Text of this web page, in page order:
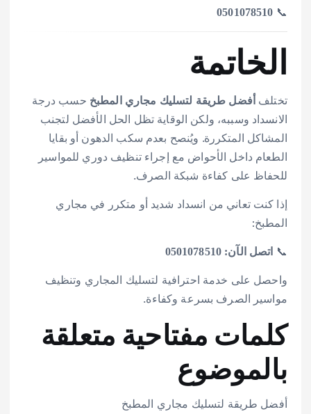
📞
0501078510
الخاتمة
تختلف أفضل طريقة لتسليك مجاري المطبخ حسب درجة
الانسداد وسببه، ولكن الوقاية تظل الحل الأفضل لتجنب
المشاكل المتكررة. ويُنصح بعدم سكب الدهون أو بقايا
الطعام داخل الأحواض مع إجراء تنظيف دوري للمواسير
للحفاظ على كفاءة شبكة الصرف.
إذا كنت تعاني من انسداد شديد أو متكرر في مجاري
المطبخ:
📞 اتصل الآن: 0501078510
واحصل على خدمة احترافية لتسليك المجاري وتنظيف
مواسير الصرف بسرعة وكفاءة.
كلمات مفتاحية متعلقة
بالموضوع
أفضل طريقة لتسليك مجاري المطبخ